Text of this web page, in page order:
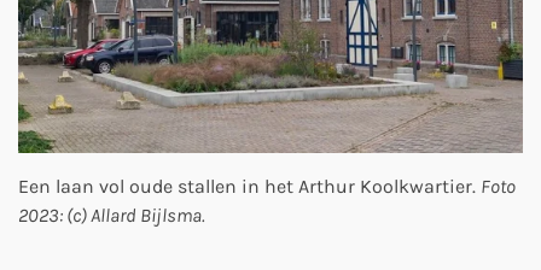
Een laan vol oude stallen in het Arthur Koolkwartier. Foto
2023: (c) Allard Bijlsma.